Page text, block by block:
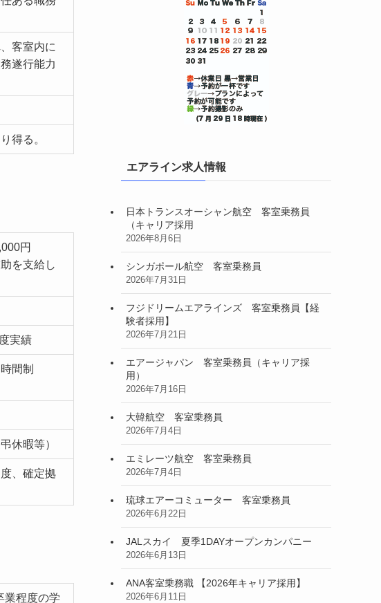
客室内に
遂行能力
得る。
円
を支給し
実績
間制
休暇等）
、確定拠
業程度の学
エアライン求人情報
日本トランスオーシャン航空 客室乗務員
（キャリア採用
2026年8月6日
シンガポール航空 客室乗務員
2026年7月31日
フジドリームエアラインズ 客室乗務員【経
験者採用】
2026年7月21日
エアージャパン 客室乗務員（キャリア採
用）
2026年7月16日
大韓航空 客室乗務員
2026年7月4日
エミレーツ航空 客室乗務員
2026年7月4日
琉球エアーコミューター 客室乗務員
2026年6月22日
JALスカイ 夏季1DAYオープンカンパニー
2026年6月13日
ANA客室乗務職 【2026年キャリア採用】
2026年6月11日